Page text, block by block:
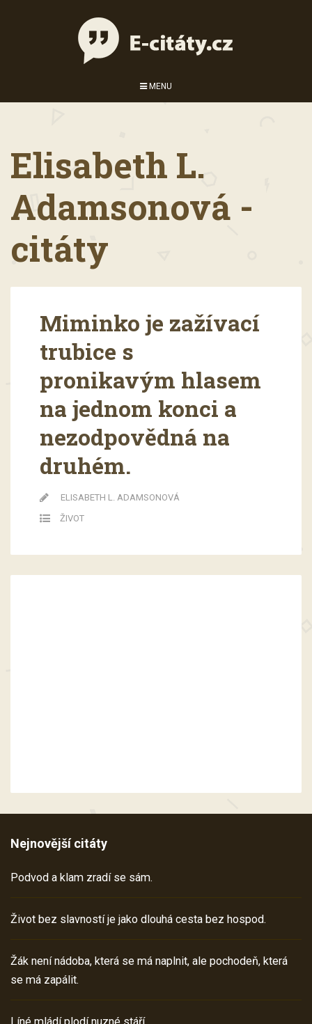
MENU
Elisabeth L.
Adamsonová -
citáty
Miminko je zažívací
trubice s
pronikavým hlasem
na jednom konci a
nezodpovědná na
druhém.
ELISABETH L. ADAMSONOVÁ
ŽIVOT
Nejnovější citáty
Podvod a klam zradí se sám.
Život bez slavností je jako dlouhá cesta bez hospod.
Žák není nádoba, která se má naplnit, ale pochodeň, která
se má zapálit.